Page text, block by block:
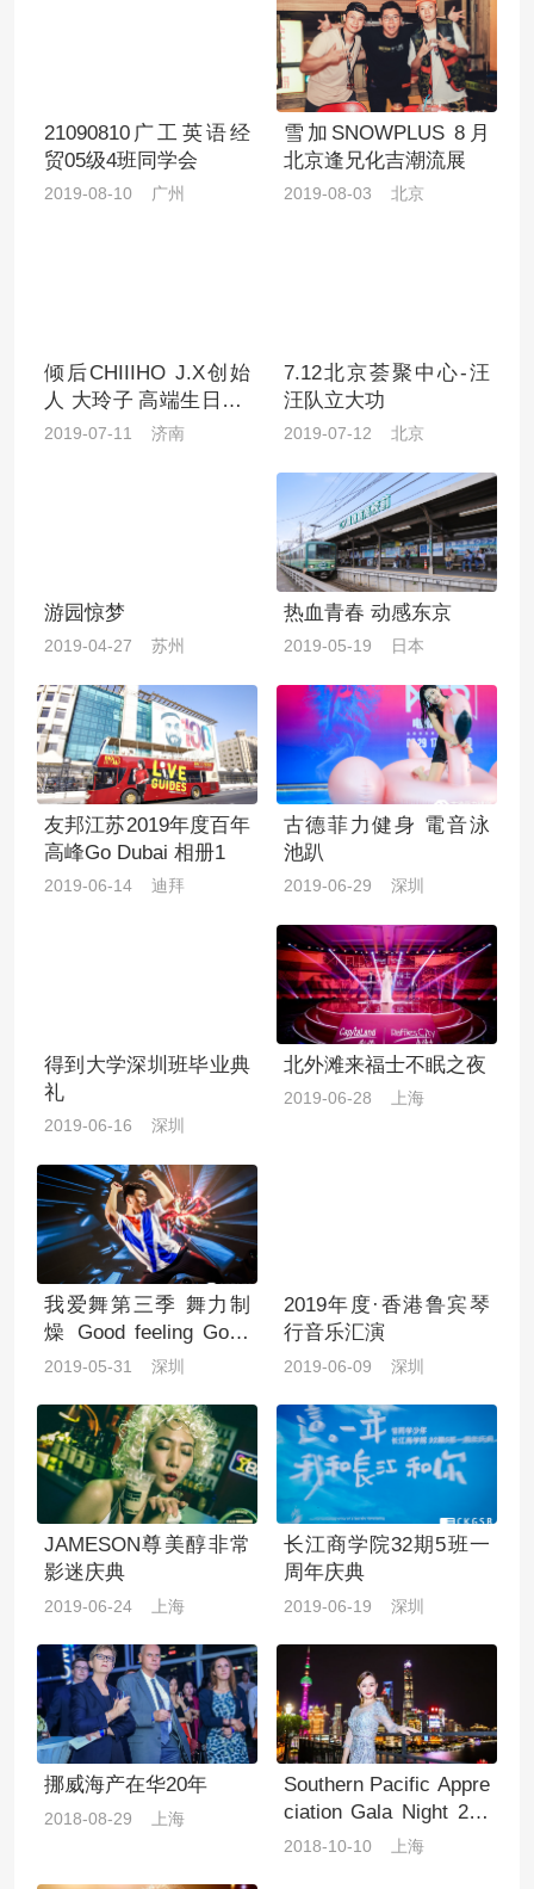
21090810广工英语经
贸05级4班同学会
2019-08-10 广州
雪加SNOWPLUS 8月
北京逢兄化吉潮流展
2019-08-03 北京
倾后CHIIIHO J.X创始
人 大玲子 高端生日par
ty
2019-07-11 济南
7.12北京荟聚中心-汪
汪队立大功
2019-07-12 北京
游园惊梦
2019-04-27 苏州
热血青春 动感东京
2019-05-19 日本
友邦江苏2019年度百年
高峰Go Dubai 相册1
2019-06-14 迪拜
古德菲力健身 電音泳
池趴
2019-06-29 深圳
得到大学深圳班毕业典
礼
2019-06-16 深圳
北外滩来福士不眠之夜
2019-06-28 上海
我爱舞第三季 舞力制
燥 Good feeling Good
Dancing
2019-05-31 深圳
2019年度·香港鲁宾琴
行音乐汇演
2019-06-09 深圳
JAMESON尊美醇非常
影迷庆典
2019-06-24 上海
长江商学院32期5班一
周年庆典
2019-06-19 深圳
挪威海产在华20年
2018-08-29 上海
Southern Pacific Appre
ciation Gala Night 201
8
2018-10-10 上海